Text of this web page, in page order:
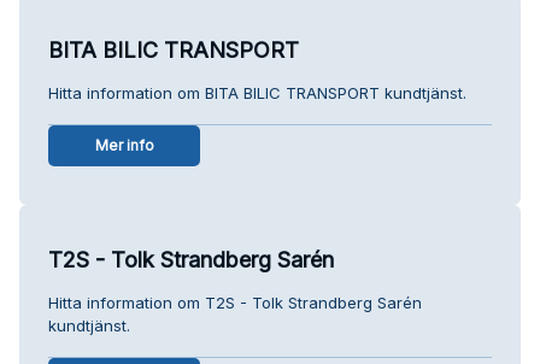
BITA BILIC TRANSPORT
Hitta information om BITA BILIC TRANSPORT kundtjänst.
Mer info
T2S - Tolk Strandberg Sarén
Hitta information om T2S - Tolk Strandberg Sarén
kundtjänst.